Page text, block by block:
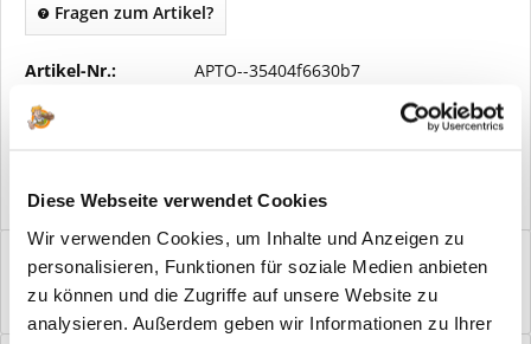
Diese Webseite verwendet Cookies
Wir verwenden Cookies, um Inhalte und Anzeigen zu
personalisieren, Funktionen für soziale Medien anbieten
zu können und die Zugriffe auf unsere Website zu
analysieren. Außerdem geben wir Informationen zu Ihrer
Fragen zum Artikel?
Artikel-Nr.: APTO--35404f6630b7
Vorteile
Windfangelemente online am Bildschirm konfigurieren und
einbaufertig bestellen. In wenigen...